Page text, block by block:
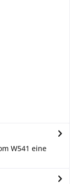
W541 eine